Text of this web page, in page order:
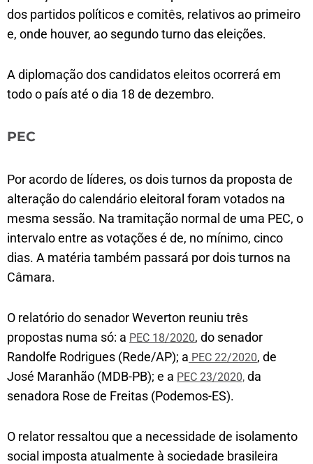
dos partidos políticos e comitês, relativos ao primeiro
e, onde houver, ao segundo turno das eleições.
A diplomação dos candidatos eleitos ocorrerá em
todo o país até o dia 18 de dezembro.
PEC
Por acordo de líderes, os dois turnos da proposta de
alteração do calendário eleitoral foram votados na
mesma sessão. Na tramitação normal de uma PEC, o
intervalo entre as votações é de, no mínimo, cinco
dias. A matéria também passará por dois turnos na
Câmara.
O relatório do senador Weverton reuniu três
propostas numa só: a PEC 18/2020, do senador
Randolfe Rodrigues (Rede/AP); a PEC 22/2020, de
José Maranhão (MDB-PB); e a PEC 23/2020, da
senadora Rose de Freitas (Podemos-ES).
O relator ressaltou que a necessidade de isolamento
social imposta atualmente à sociedade brasileira